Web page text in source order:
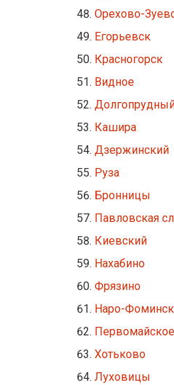
Орехово-
Егорьевск
Красногорск
Видное
Кашира
Дзержинский
Руза
Бронницы
Павловская
Киевский
Нахабино
Фрязино
Наро-Фоминск
Первомайское
Хотьково
Луховицы